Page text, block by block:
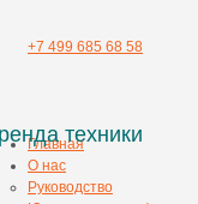
+7 499 685 68 58
техники
Главная
О нас
Руководство